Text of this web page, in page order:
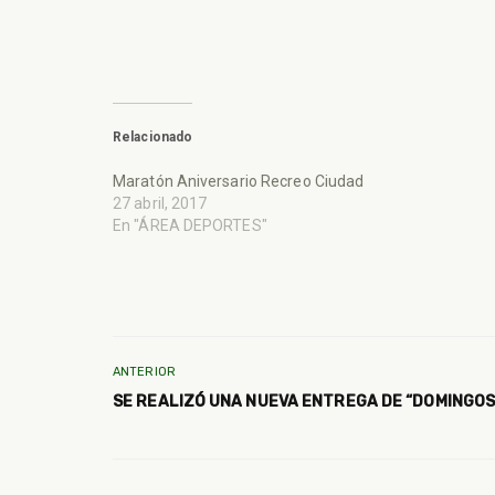
Relacionado
Maratón Aniversario Recreo Ciudad
27 abril, 2017
En "ÁREA DEPORTES"
ANTERIOR
SE REALIZÓ UNA NUEVA ENTREGA DE